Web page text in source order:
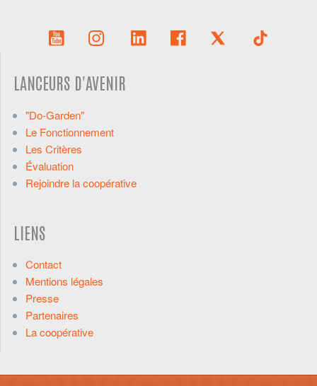
LANCEURS D'AVENIR
"Do-Garden"
Le Fonctionnement
Les Critères
Évaluation
Rejoindre la coopérative
LIENS
Contact
Mentions légales
Presse
Partenaires
La coopérative